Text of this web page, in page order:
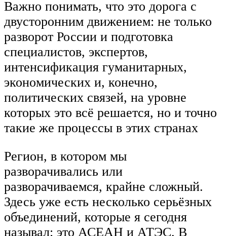
Важно понимать, что это дорога с
двусторонним движением: не только
разворот России и подготовка
специалистов, экспертов,
интенсификация гуманитарных,
экономических и, конечно,
политических связей, на уровне
которых это всё решается, но и точно
такие же процессы в этих странах
Регион, в котором мы
разворачивались или
разворачиваемся, крайне сложный.
Здесь уже есть несколько серьёзных
объединений, которые я сегодня
называл: это АСЕАН и АТЭС. В